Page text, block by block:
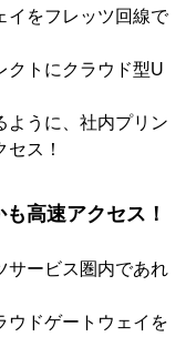
イをフレッツ回線で
クトにクラウド型U
ように、社内プリン
ス！
高速アクセス！
サービス圏内であれ
ウドゲートウェイを